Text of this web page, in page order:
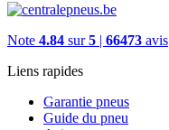
Note 4.84 sur5 | 66473 avis
Liens rapides
Garantie pneus
Guide du pneu